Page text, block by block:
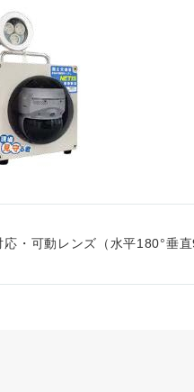
応・可動レンズ（水平180°垂直